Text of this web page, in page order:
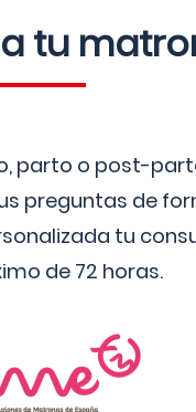
tu
parto o post-
preguntas de
tu
de 72 horas.